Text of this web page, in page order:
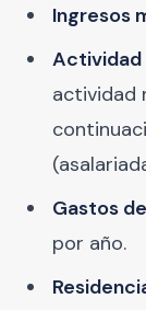
Ingresos
Actividad
actividad
Gastos
por año.